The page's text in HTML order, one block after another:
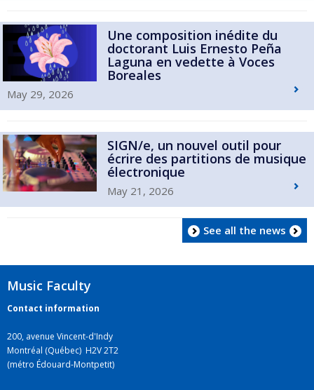
Une composition inédite du
doctorant Luis Ernesto Peña
Laguna en vedette à Voces
Boreales
May 29, 2026
SIGN/e, un nouvel outil pour
écrire des partitions de musique
électronique
May 21, 2026
See all the news
Music Faculty
Contact information
200, avenue Vincent-d'Indy
Montréal (Québec) H2V 2T2
(métro Édouard-Montpetit)